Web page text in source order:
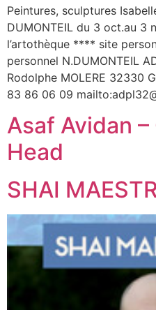
Peintures, sculptures
DUMONTEIL du 3 oct.au 3
l’artothèque **** site
personnel N.DUMONTEIL
Rodolphe MOLERE 32330
83 86 06 09
Asaf Avidan
Head
SHAI